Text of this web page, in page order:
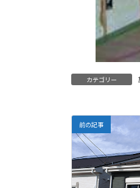
カテゴリー
前の記事